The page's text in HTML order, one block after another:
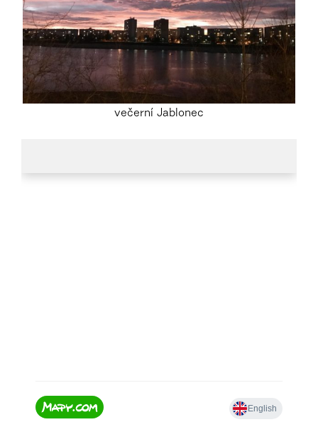
večerní Jablonec